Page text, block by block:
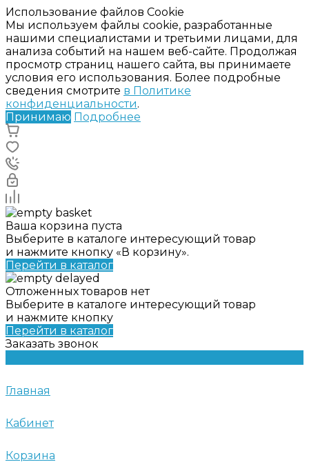
Использование файлов Cookie
Мы используем файлы cookie, разработанные
нашими специалистами и третьими лицами, для
анализа событий на нашем веб-сайте. Продолжая
просмотр страниц нашего сайта, вы принимаете
условия его использования. Более подробные
сведения смотрите в Политике
конфиденциальности.
Принимаю Подробнее
Ваша корзина пуста
Выберите в каталоге интересующий товар
и нажмите кнопку «В корзину».
Перейти в каталог
Отложенных товаров нет
Выберите в каталоге интересующий товар
и нажмите кнопку
Перейти в каталог
Заказать звонок
Главная
Кабинет
Корзина